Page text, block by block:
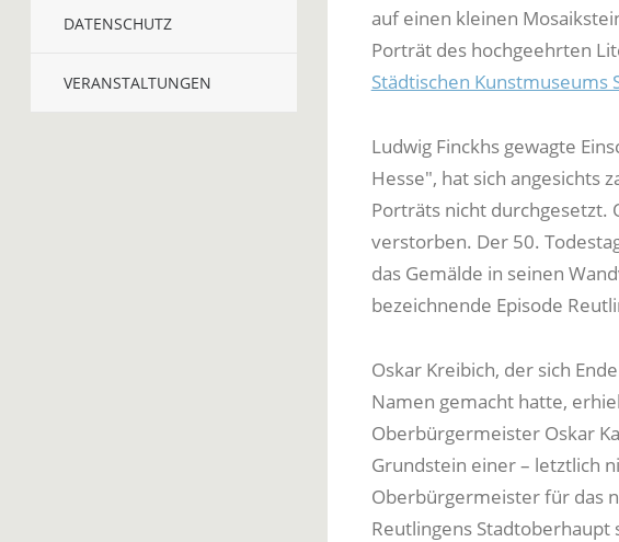
DATENSCHUTZ
VERANSTALTUNGEN
auf einen kleinen
Porträt des hochgeehrten
Städtischen Kunstmuseums
Ludwig Finckhs gewagte
Hesse", hat sich angesichts
Porträts nicht durchgesetzt.
verstorben. Der 50.
das Gemälde in seinen
bezeichnende Episode
Oskar Kreibich, der sich
Namen gemacht hatte,
Oberbürgermeister Oskar
Grundstein einer – letztlich
Oberbürgermeister für das
Reutlingens Stadtoberhaupt